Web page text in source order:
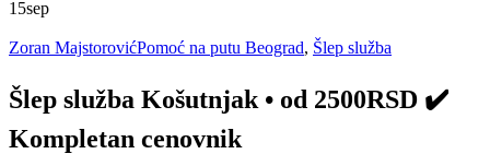
15sep
Zoran MajstorovićPomoć na putu Beograd, Šlep služba
Šlep služba Košutnjak • od 2500RSD ✔️
Kompletan cenovnik